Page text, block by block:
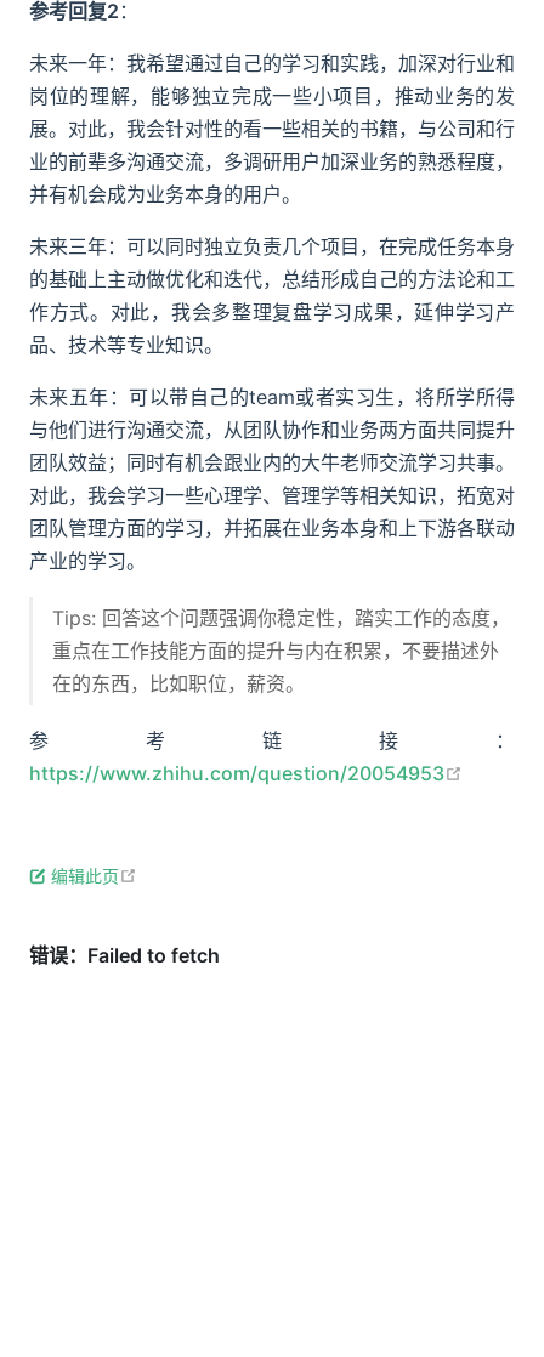
参考回复2 ：
未来一年：我希望通过自己的学习和实践，加深对行业和
岗位的理解，能够独立完成一些小项目，推动业务的发
展。对此，我会针对性的看一些相关的书籍，与公司和行
业的前辈多沟通交流，多调研用户加深业务的熟悉程度，
并有机会成为业务本身的用户。
未来三年：可以同时独立负责几个项目，在完成任务本身
的基础上主动做优化和迭代，总结形成自己的方法论和工
作方式。对此，我会多整理复盘学习成果，延伸学习产
品、技术等专业知识。
未来五年：可以带自己的team或者实习生，将所学所得
与他们进行沟通交流，从团队协作和业务两方面共同提升
团队效益；同时有机会跟业内的大牛老师交流学习共事。
对此，我会学习一些心理学、管理学等相关知识，拓宽对
团队管理方面的学习，并拓展在业务本身和上下游各联动
产业的学习。
Tips: 回答这个问题强调你稳定性，踏实工作的态度，
重点在工作技能方面的提升与内在积累，不要描述外
在的东西，比如职位，薪资。
参考链接：
https://www.zhihu.com/question/20054953
编辑此页